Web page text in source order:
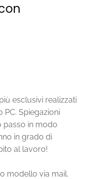
esclusivi realizzati
Spiegazioni
passo in modo
in grado di
al lavoro!
modello via mail.